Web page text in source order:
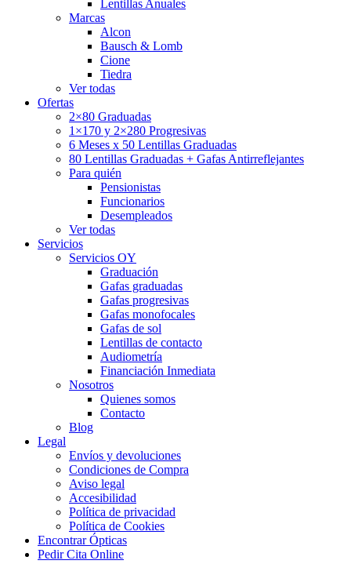
Lentillas Anuales
Marcas
Alcon
Bausch & Lomb
Cione
Tiedra
Ver todas
Ofertas
2×80 Graduadas
1×170 y 2×280 Progresivas
6 Meses x 50 Lentillas Graduadas
80 Lentillas Graduadas + Gafas Antirreflejantes
Para quién
Pensionistas
Funcionarios
Desempleados
Ver todas
Servicios
Servicios OY
Graduación
Gafas graduadas
Gafas progresivas
Gafas monofocales
Gafas de sol
Lentillas de contacto
Audiometría
Financiación Inmediata
Nosotros
Quienes somos
Contacto
Blog
Legal
Envíos y devoluciones
Condiciones de Compra
Aviso legal
Accesibilidad
Política de privacidad
Política de Cookies
Encontrar Ópticas
Pedir Cita Online